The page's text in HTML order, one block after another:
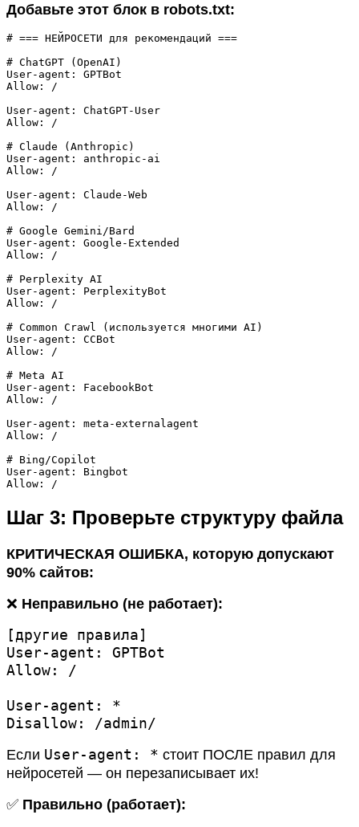
Добавьте этот блок в robots.txt:
# === НЕЙРОСЕТИ для рекомендаций ===
# ChatGPT (OpenAI)
User-agent: GPTBot
Allow: /
User-agent: ChatGPT-User
Allow: /
# Claude (Anthropic)
User-agent: anthropic-ai
Allow: /
User-agent: Claude-Web
Allow: /
# Google Gemini/Bard
User-agent: Google-Extended
Allow: /
# Perplexity AI
User-agent: PerplexityBot
Allow: /
# Common Crawl (используется многими AI)
User-agent: CCBot
Allow: /
# Meta AI
User-agent: FacebookBot
Allow: /
User-agent: meta-externalagent
Allow: /
# Bing/Copilot
User-agent: Bingbot
Allow: /
Шаг 3: Проверьте структуру файла
КРИТИЧЕСКАЯ ОШИБКА, которую допускают
90% сайтов:
❌ Неправильно (не работает):
[другие правила]
User-agent: GPTBot
Allow: /
User-agent: *
Disallow: /admin/
Если User-agent: * стоит ПОСЛЕ правил для
нейросетей — он перезаписывает их!
✅ Правильно (работает):